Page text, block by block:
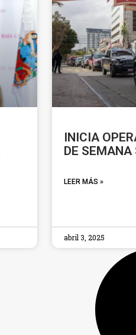
INICIA
DE
LEER MÁS »
abril 3, 2025